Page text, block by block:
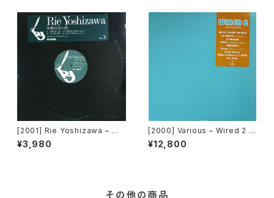
[2001] Rie Yoshizawa – 名
前のない色 [P-VINE RECORD
S][PROMO]
¥3,980
[2000] Various – Wired 2 -
Still In The Groove [Pony
Canyon]
¥12,800
その他の商品